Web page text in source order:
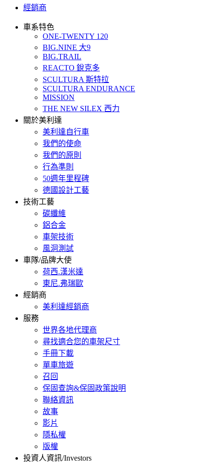
經銷商
車系特色
ONE-TWENTY 120
BIG.NINE 大9
BIG.TRAIL
REACTO 銳克多
SCULTURA 斯特拉
SCULTURA ENDURANCE
MISSION
THE NEW SILEX 西力
關於美利達
美利達自行車
我們的使命
我們的原則
行為準則
50週年里程碑
德國設計工藝
技術工藝
碳纖維
鋁合金
車架技術
風洞測試
車隊/品牌大使
荷西.漢米達
東尼.弗瑞歐
經銷商
美利達經銷商
服務
世界各地代理商
尋找適合您的車架尺寸
手冊下載
單車旅遊
召回
保固查詢&保固政策說明
聯絡資訊
故事
影片
隱私權
版權
投資人資訊/Investors